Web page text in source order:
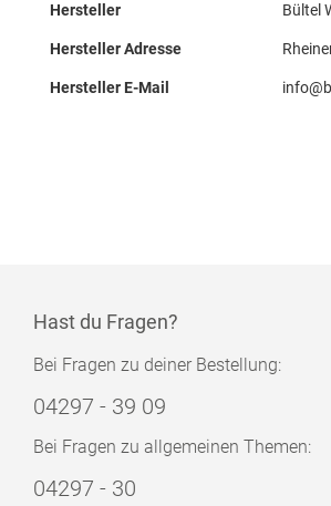
Hersteller Bültel
Hersteller Adresse
Hersteller E-Mail
Hast du Fragen?
Bei Fragen zu deiner Bestellung:
04297 - 39 09
Bei Fragen zu allgemeinen Themen:
04297 - 30